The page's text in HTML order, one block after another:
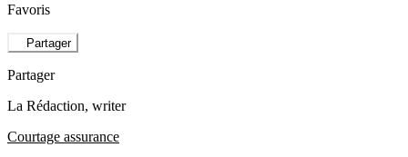
Favoris
Partager
Partager
La Rédaction, writer
Courtage assurance